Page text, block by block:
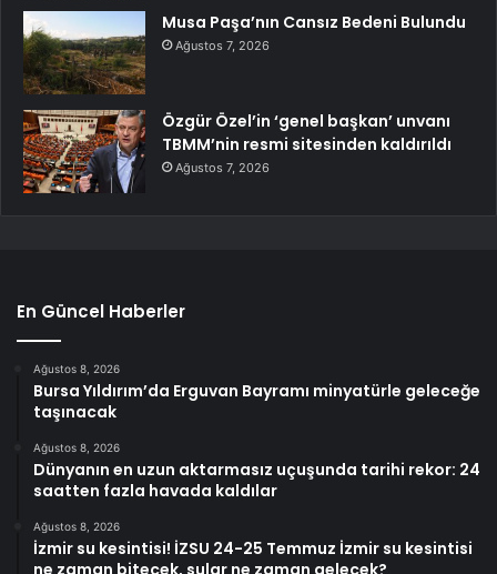
Musa Paşa’nın Cansız Bedeni Bulundu
Ağustos 7, 2026
Özgür Özel’in ‘genel başkan’ unvanı
TBMM’nin resmi sitesinden kaldırıldı
Ağustos 7, 2026
En Güncel Haberler
Ağustos 8, 2026
Bursa Yıldırım’da Erguvan Bayramı minyatürle geleceğe
taşınacak
Ağustos 8, 2026
Dünyanın en uzun aktarmasız uçuşunda tarihi rekor: 24
saatten fazla havada kaldılar
Ağustos 8, 2026
İzmir su kesintisi! İZSU 24-25 Temmuz İzmir su kesintisi
ne zaman bitecek, sular ne zaman gelecek?